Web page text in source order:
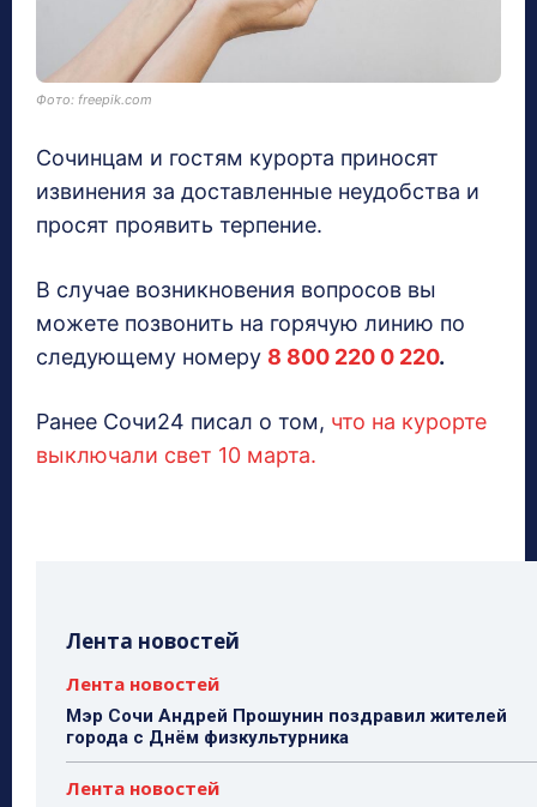
Фото: freepik.com
Сочинцам и гостям курорта приносят
извинения за доставленные неудобства и
просят проявить терпение.
В случае возникновения вопросов вы
можете позвонить на горячую линию по
следующему номеру 8 800 220 0 220.
Ранее Сочи24 писал о том, что на курорте
выключали свет 10 марта.
Лента новостей
Лента новостей
Мэр Сочи Андрей Прошунин поздравил жителей
города с Днём физкультурника
Лента новостей